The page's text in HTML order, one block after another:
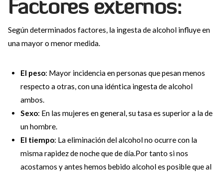
Factores externos:
Según determinados factores, la ingesta de alcohol influye en
una mayor o menor medida.
El peso: Mayor incidencia en personas que pesan menos
respecto a otras, con una idéntica ingesta de alcohol
ambos.
Sexo: En las mujeres en general, su tasa es superior a la de
un hombre.
El tiempo: La eliminación del alcohol no ocurre con la
misma rapidez de noche que de día.Por tanto si nos
acostamos y antes hemos bebido alcohol es posible que al